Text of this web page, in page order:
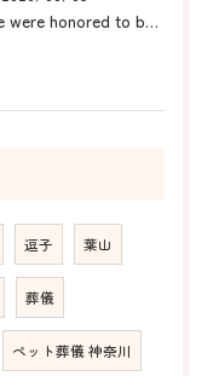
We were honored to be by your ...
逗子 葉山
葬儀
ペット葬儀 神奈川